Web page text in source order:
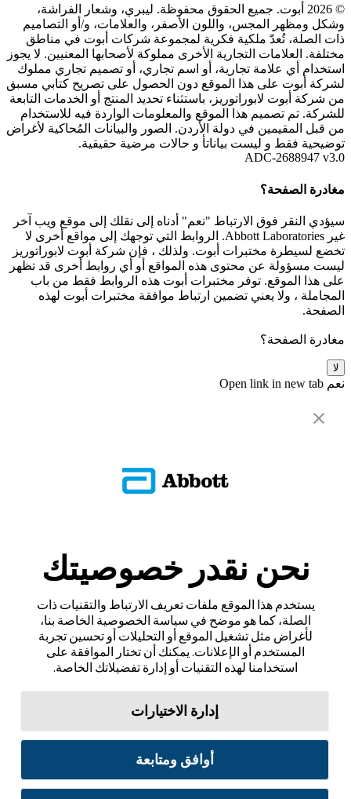
© 2026 أبوت. جميع الحقوق محفوظة. ليبري، وشعار الفراشة،
وشكل ومظهر المجس، واللون الأصفر، والعلامات، و/أو التصاميم
ذات الصلة، تُعدّ ملكية فكرية لمجموعة شركات أبوت في مناطق
مختلفة. العلامات التجارية الأخرى مملوكة لأصحابها المعنيين. لا يجوز
استخدام أي علامة تجارية، أو اسم تجاري، أو تصميم تجاري مملوك
لشركة أبوت على هذا الموقع دون الحصول على تصريح كتابي مسبق
من شركة أبوت لابوراتوريز، باستثناء تحديد المنتج أو الخدمات التابعة
للشركة. تم تصميم هذا الموقع والمعلومات الواردة فيه للاستخدام
من قبل المقيمين في دولة الأردن. الصور والبيانات المُحاكية لأغراض
توضيحية فقط و ليست بياناتأ و حالات مرضية حقيقية.
ADC-2688947 v3.0
مغادرة الصفحة؟
سيؤدي النقر فوق الارتباط "نعم" أدناه إلى نقلك إلى موقع ويب آخر
غير Abbott Laboratories. الروابط التي توجهك إلى مواقع أخرى لا
تخضع لسيطرة مختبرات أبوت. ولذلك ، فإن شركة أبوت لابوراتوريز
ليست مسؤولة عن محتوى هذه المواقع أو أي روابط أخرى قد تظهر
على هذا الموقع. توفر مختبرات أبوت هذه الروابط فقط من باب
المجاملة ، ولا يعني تضمين ارتباط موافقة مختبرات أبوت لهذه
الصفحة.
مغادرة الصفحة؟
لا
نعم Open link in new tab
نحن نقدر خصوصيتك
يستخدم هذا الموقع ملفات تعريف الارتباط والتقنيات ذات
الصلة، كما هو موضح في سياسة الخصوصية الخاصة بنا،
لأغراض مثل تشغيل الموقع أو التحليلات أو تحسين تجربة
المستخدم أو الإعلانات. يمكنك أن تختار الموافقة على
استخدامنا لهذه التقنيات أو إدارة تفضيلاتك الخاصة.
إدارة الاختيارات
أوافق ومتابعة